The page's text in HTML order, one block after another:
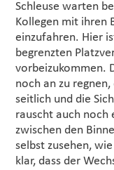
Schleuse warten
Kollegen mit ihren
einzufahren. Hier
begrenzten
vorbeizukommen.
noch an zu
seitlich und die
rauscht auch noch
zwischen den
selbst zusehen,
klar, dass der